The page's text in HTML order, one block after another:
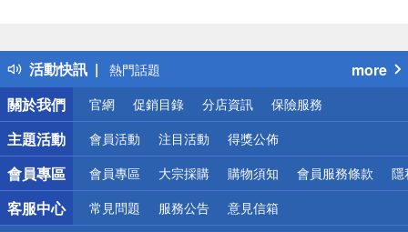
活動快訊
得獎公告
熱門話題
銀行優惠
偏遠地區配送
詐騙網頁！請小心！
more
關於我們
官網 促銷目錄 分店資訊 保險服務
主題活動 會員活動 注目活動 得獎公佈
會員專區 會員專區 大宗採購 購物須知 會員服務條款 隱
客服中心 常見問題 服務公告 意見信箱